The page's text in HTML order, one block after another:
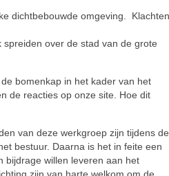
dichtbebouwde omgeving. Klachten
spreiden over de stad van de grote
bomenkap in het kader van het
de reacties op onze site. Hoe dit
van deze werkgroep zijn tijdens de
bestuur. Daarna is het in feite een
bijdrage willen leveren aan het